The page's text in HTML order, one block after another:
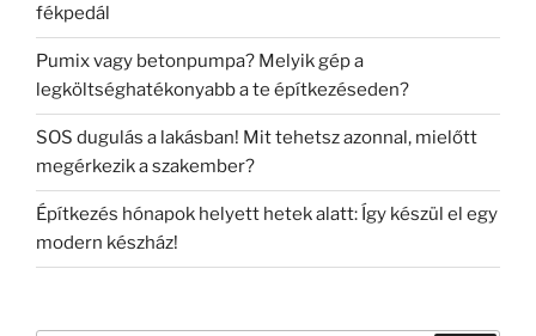
fékpedál
Pumix vagy betonpumpa? Melyik gép a
legköltséghatékonyabb a te építkezéseden?
SOS dugulás a lakásban! Mit tehetsz azonnal, mielőtt
megérkezik a szakember?
Építkezés hónapok helyett hetek alatt: Így készül el egy
modern készház!